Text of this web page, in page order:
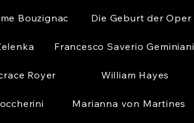
Bouzignac Die Geburt der Oper
Francesco Saverio Geminiani
Royer William Hayes
Marianna von Martines